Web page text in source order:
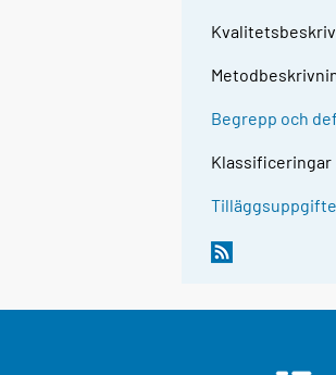
Begrepp och
Klassificeringar